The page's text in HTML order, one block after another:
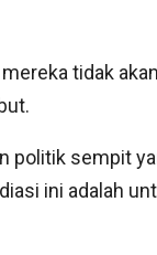
tidak
politik sempit
ini adalah